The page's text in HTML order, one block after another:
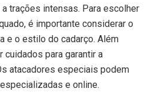
trações intensas. Para escolher
é importante considerar o
e o estilo do cadarço. Além
para garantir a
atacadores especiais podem
e online.